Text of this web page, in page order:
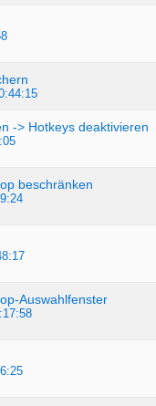
-> Hotkeys deaktivieren
beschränken
Auswahlfenster